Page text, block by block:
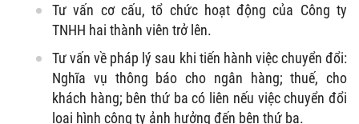
Tư vấn cơ cấu, tổ chức hoạt động của Công ty
TNHH hai thành viên trở lên.
Tư vấn về pháp lý sau khi tiến hành việc chuyển đổi:
Nghĩa vụ thông báo cho ngân hàng; thuế, cho
khách hàng; bên thứ ba có liên nếu việc chuyển đổi
loại hình công ty ảnh hưởng đến bên thứ ba.